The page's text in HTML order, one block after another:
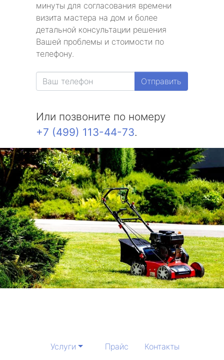
минуты для согласования времени
визита мастера на дом и более
детальной консультации решения
Вашей проблемы и стоимости по
телефону.
Отправить
Или позвоните по номеру
+7 (499) 113-44-73.
Услуги Прайс Контакты